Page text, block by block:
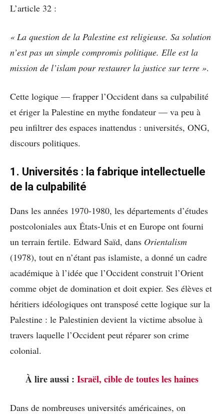
L’article 32 :
« La question de la Palestine est religieuse. Sa solution
n’est pas un simple compromis politique. Elle est la
mission de l’islam pour restaurer la justice sur terre ».
Cette logique — frapper l’Occident dans sa culpabilité
et ériger la Palestine en mythe fondateur — va peu à
peu infiltrer des espaces inattendus : universités, ONG,
discours politiques.
1. Universités : la fabrique intellectuelle
de la culpabilité
Dans les années 1970-1980, les départements d’études
postcoloniales aux États-Unis et en Europe ont fourni
un terrain fertile. Edward Saïd, dans Orientalism
(1978), tout en n’étant pas islamiste, a donné un cadre
académique à l’idée que l’Occident construit l’Orient
comme objet de domination et doit expier. Ses élèves et
héritiers idéologiques ont transposé cette logique sur la
Palestine : le Palestinien devient la victime absolue à
travers laquelle l’Occident peut réparer son crime
colonial.
À lire aussi : Israël, cible de toutes les haines
Dans de nombreuses universités américaines, on